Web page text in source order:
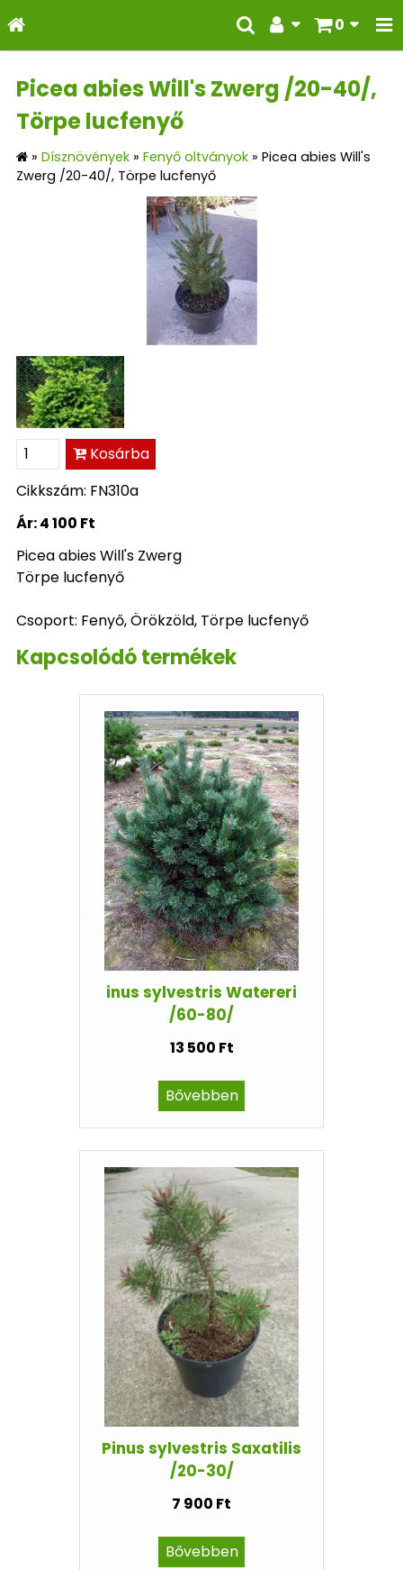
0
Picea abies Will's Zwerg /20-40/,
Törpe lucfenyő
» Dísznövények » Fenyő oltványok » Picea abies Will's
Zwerg /20-40/, Törpe lucfenyő
Kosárba
Cikkszám: FN310a
Ár:4 100 Ft
Picea abies Will's Zwerg
Törpe lucfenyő
Csoport: Fenyő, Örökzöld, Törpe lucfenyő
Kapcsolódó termékek
inus sylvestris Watereri
/60-80/
13 500 Ft
Bővebben
Pinus sylvestris Saxatilis
/20-30/
7 900 Ft
Bővebben